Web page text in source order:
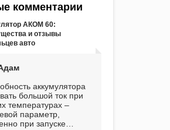
комментарии
АКОМ 60:
и отзывы
авто
аккумулятора
большой ток при
температурах –
параметр,
при запуске